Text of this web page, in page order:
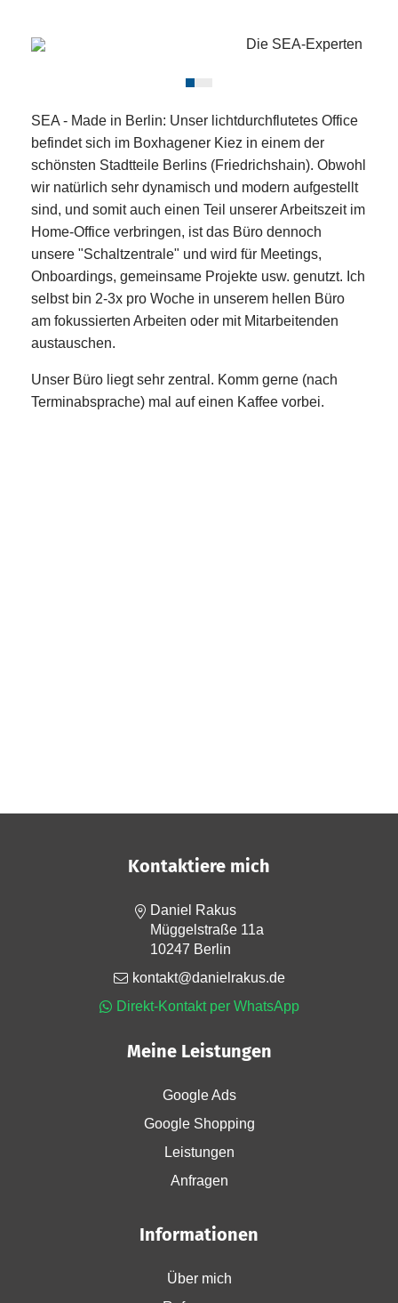
01
SEA - Made in Berlin: Unser lichtdurchflutetes Office
befindet sich im Boxhagener Kiez in einem der
schönsten Stadtteile Berlins (Friedrichshain). Obwohl
wir natürlich sehr dynamisch und modern aufgestellt
sind, und somit auch einen Teil unserer Arbeitszeit im
Home-Office verbringen, ist das Büro dennoch
unsere "Schaltzentrale" und wird für Meetings,
Onboardings, gemeinsame Projekte usw. genutzt. Ich
selbst bin 2-3x pro Woche in unserem hellen Büro
am fokussierten Arbeiten oder mit Mitarbeitenden
austauschen.
Unser Büro liegt sehr zentral. Komm gerne (nach
Terminabsprache) mal auf einen Kaffee vorbei.
Kontaktiere mich
Daniel Rakus
Müggelstraße 11a
10247 Berlin
kontakt@danielrakus.de
Direkt-Kontakt per WhatsApp
Meine Leistungen
Google Ads
Google Shopping
Leistungen
Anfragen
Informationen
Über mich